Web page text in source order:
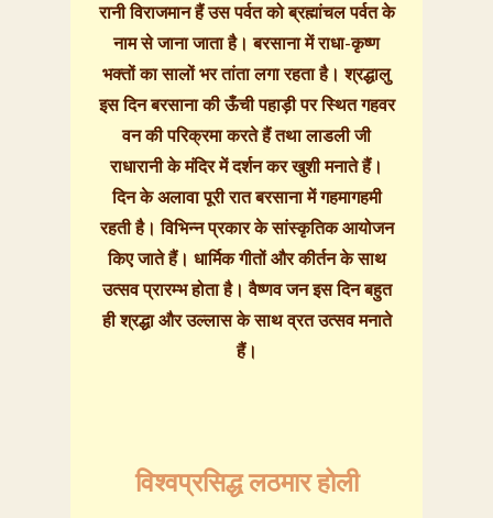
रानी विराजमान हैं उस पर्वत को ब्रह्मांचल पर्वत के
नाम से जाना जाता है। बरसाना में राधा-कृष्ण
भक्तों का सालों भर तांता लगा रहता है। श्रद्धालु
इस दिन बरसाना की ऊँची पहाड़ी पर स्थित गहवर
वन की परिक्रमा करते हैं तथा लाडली जी
राधारानी के मंदिर में दर्शन कर खुशी मनाते हैं।
दिन के अलावा पूरी रात बरसाना में गहमागहमी
रहती है। विभिन्न प्रकार के सांस्कृतिक आयोजन
किए जाते हैं। धार्मिक गीतों और कीर्तन के साथ
उत्सव प्रारम्भ होता है। वैष्णव जन इस दिन बहुत
ही श्रद्धा और उल्लास के साथ व्रत उत्सव मनाते
हैं।
विश्वप्रसिद्ध लठमार होली